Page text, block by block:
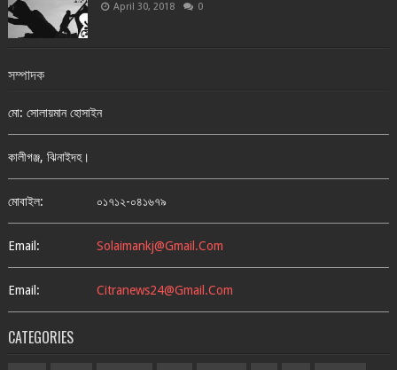
April 30, 2018 0
সম্পাদক
মো: সোলায়মান হোসাইন
কালীগঞ্জ, ঝিনাইদহ।
মোবাইল: ০১৭১২-০৪১৬৭৯
Email: Solaimankj@gmail.com
Email: Citranews24@gmail.com
CATEGORIES